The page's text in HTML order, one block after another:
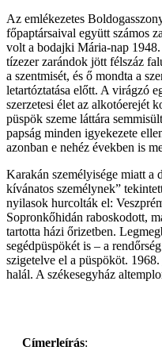
Az emlékezetes
főpaptársaival együtt számos
volt a bodajki Mária-nap
tízezer zarándok jött félszáz
a szentmisét, és ő mondta a
letartóztatása előtt. A virágzó
szerzetesi élet az alkotóerejét
püspök szeme láttára
papság minden igyekezete
azonban e nehéz években is
Karakán személyisége miatt a
kívánatos személynek”
nyilasok hurcolták el:
Sopronkőhidán raboskodott,
tartotta házi őrizetben.
segédpüspökét is – a
szigetelve el a püspököt.
halál. A székesegyház
Címerleírás: